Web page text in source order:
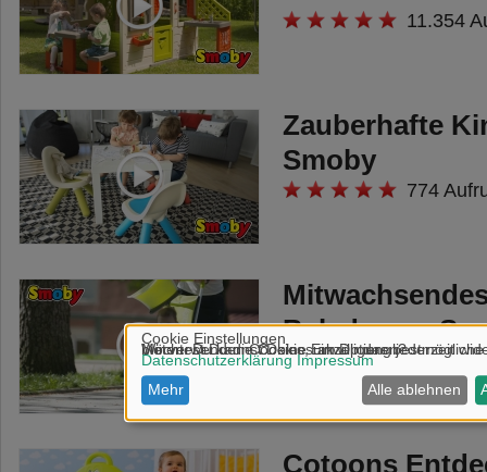
11.354
Zauberhafte
Smoby
774
Balade von
2.760
Cotoons